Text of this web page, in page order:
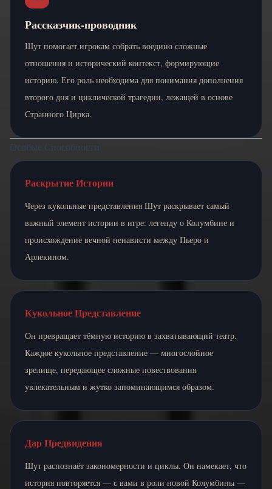
Рассказчик-проводник
Шут помогает игрокам собрать воедино сложные
отношения и исторический контекст, формирующие
историю. Его роль необходима для понимания дополнения
второго дня и циклической трагедии, лежащей в основе
Странного Цирка.
Особые Способности
Раскрытие Истории
Через кукольные представления Шут раскрывает самый
важный элемент истории в игре: легенду о Колумбине и
происхождение вечной ненависти между Пьеро и
Арлекином.
Кукольное Представление
Он превращает тёмную историю в захватывающий театр.
Каждое кукольное представление — многослойное
зрелище, передающее сложные повествования
увлекательным и жутко запоминающимся образом.
Дар Предвидения
Шут распознаёт закономерности и циклы. Он намекает, что
история повторяется — с вами в роли новой Колумбины —